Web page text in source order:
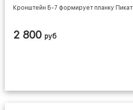
Кронштейн Б-7 формирует планку
2 800 руб